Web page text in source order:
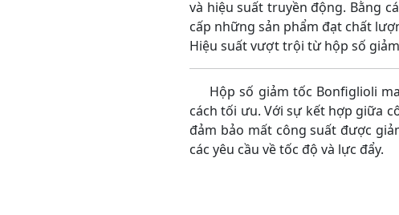
và hiệu suất truyền động. Bằng
cấp những sản phẩm đạt chất
Hiệu suất vượt trội từ hộp số
Hộp số giảm tốc Bonfiglioli
cách tối ưu. Với sự kết hợp giữa
đảm bảo mất công suất được
các yêu cầu về tốc độ và lực đẩy.